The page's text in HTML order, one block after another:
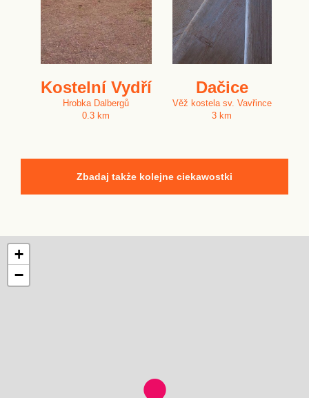
Kostelní Vydří
Hrobka Dalbergů
0.3 km
Dačice
Věž kostela sv. Vavřince
3 km
Zbadaj także kolejne ciekawostki
+
−